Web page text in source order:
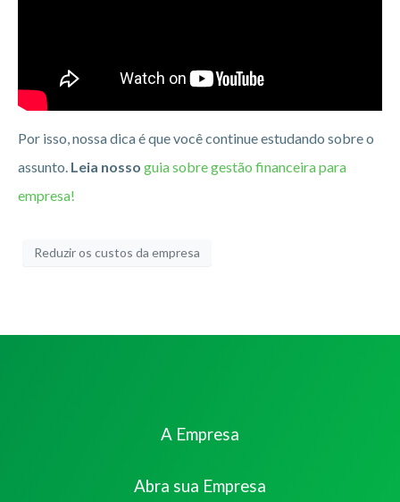
Por isso, nossa dica é que você continue estudando sobre o
assunto. Leia nosso guia sobre gestão financeira para
empresa!
Reduzir os custos da empresa
A Empresa
Abra sua Empresa